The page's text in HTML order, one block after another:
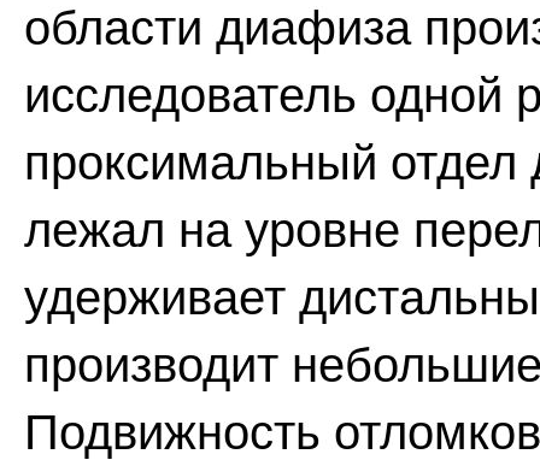
области диафиза
исследователь одной
проксимальный
лежал на уровне
удерживает
производит
Подвижность